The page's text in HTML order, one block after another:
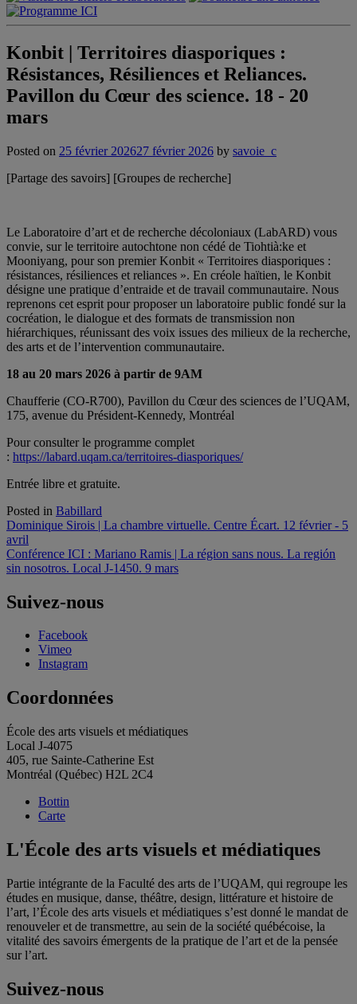
Konbit | Territoires diasporiques :
Résistances, Résiliences et Reliances.
Pavillon du Cœur des science. 18 - 20
mars
Posted on 25 février 202627 février 2026 by savoie_c
[Partage des savoirs] [Groupes de recherche]
Le Laboratoire d’art et de recherche décoloniaux (LabARD) vous
convie, sur le territoire autochtone non cédé de Tiohtià:ke et
Mooniyang, pour son premier Konbit « Territoires diasporiques :
résistances, résiliences et reliances ». En créole haïtien, le Konbit
désigne une pratique d’entraide et de travail communautaire. Nous
reprenons cet esprit pour proposer un laboratoire public fondé sur la
cocréation, le dialogue et des formats de transmission non
hiérarchiques, réunissant des voix issues des milieux de la recherche,
des arts et de l’intervention communautaire.
18 au 20 mars 2026 à partir de 9AM
Chaufferie (CO-R700), Pavillon du Cœur des sciences de l’UQAM,
175, avenue du Président-Kennedy, Montréal
Pour consulter le programme complet
: https://labard.uqam.ca/territoires-diasporiques/
Entrée libre et gratuite.
Posted in Babillard
Navigation
de
l'article
Dominique Sirois | La chambre virtuelle. Centre Écart. 12 février - 5
avril
Conférence ICI : Mariano Ramis | La région sans nous. La región
sin nosotros. Local J-1450. 9 mars
Suivez-nous
Facebook
Vimeo
Instagram
Coordonnées
École des arts visuels et médiatiques
Local J-4075
405, rue Sainte-Catherine Est
Montréal (Québec) H2L 2C4
Bottin
Carte
L'École des arts visuels et médiatiques
Partie intégrante de la Faculté des arts de l’UQAM, qui regroupe les
études en musique, danse, théâtre, design, littérature et histoire de
l’art, l’École des arts visuels et médiatiques s’est donné le mandat de
renouveler et de transmettre, au sein de la société québécoise, la
vitalité des savoirs émergents de la pratique de l’art et de la pensée
sur l’art.
Suivez-nous